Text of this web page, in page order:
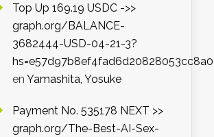
Top Up 169.19 USDC ->>
graph.org/BALANCE-
3682444-USD-04-21-3?
en Yamashita, Yosuke
Payment No. 535178 NEXT >>
graph.org/The-Best-AI-Sex-